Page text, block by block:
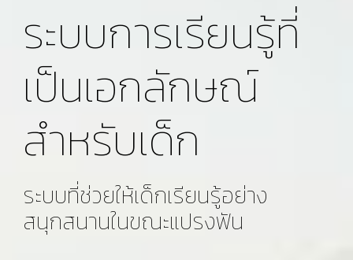
ระบบการเรียนรู้ที่
เป็นเอกลักษณ์
สำหรับเด็ก
ระบบที่ช่วยให้เด็กเรียนรู้อย่าง
สนุกสนานในขณะแปรงฟัน